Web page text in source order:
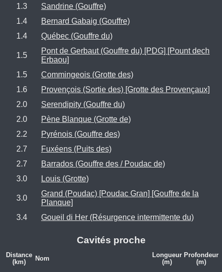
1.3
Sandrine (Gouffre)
1.4
Bernard Gabaig (Gouffre)
1.4
Québec (Gouffre du)
1.5
Pont de Gerbaut (Gouffre du) [PDG] [Pount dech
Erbaou]
1.5
Commingeois (Grotte des)
1.6
Provençois (Sortie des) [Grotte des Provençaux]
2.0
Serendipity (Gouffre du)
2.0
Pène Blanque (Grotte de)
2.2
Pyrénois (Gouffre des)
2.7
Fuxéens (Puits des)
2.7
Barrados (Gouffre des / Poudac de)
3.0
Louis (Grotte)
3.0
Grand (Poudac) [Poudac Gran] [Gouffre de la
Planque]
3.4
Goueil di Her (Résurgence intermittente du)
Cavités proche
Distance
(km)
Nom
Longueur
(m)
Profondeur
(m)